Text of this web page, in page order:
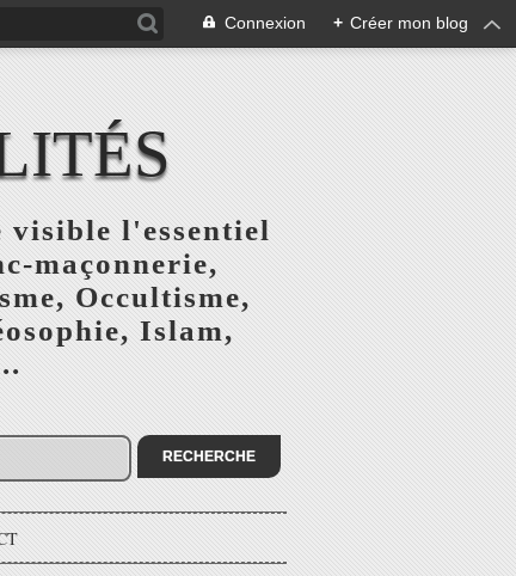
Connexion + Créer mon blog
l'essentiel
maçonnerie,
Occultisme,
Islam,